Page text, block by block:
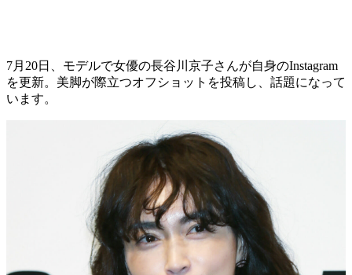
7月20日、モデルで女優の長谷川京子さんが自身のInstagram
を更新。美脚が際立つオフショットを投稿し、話題になって
います。